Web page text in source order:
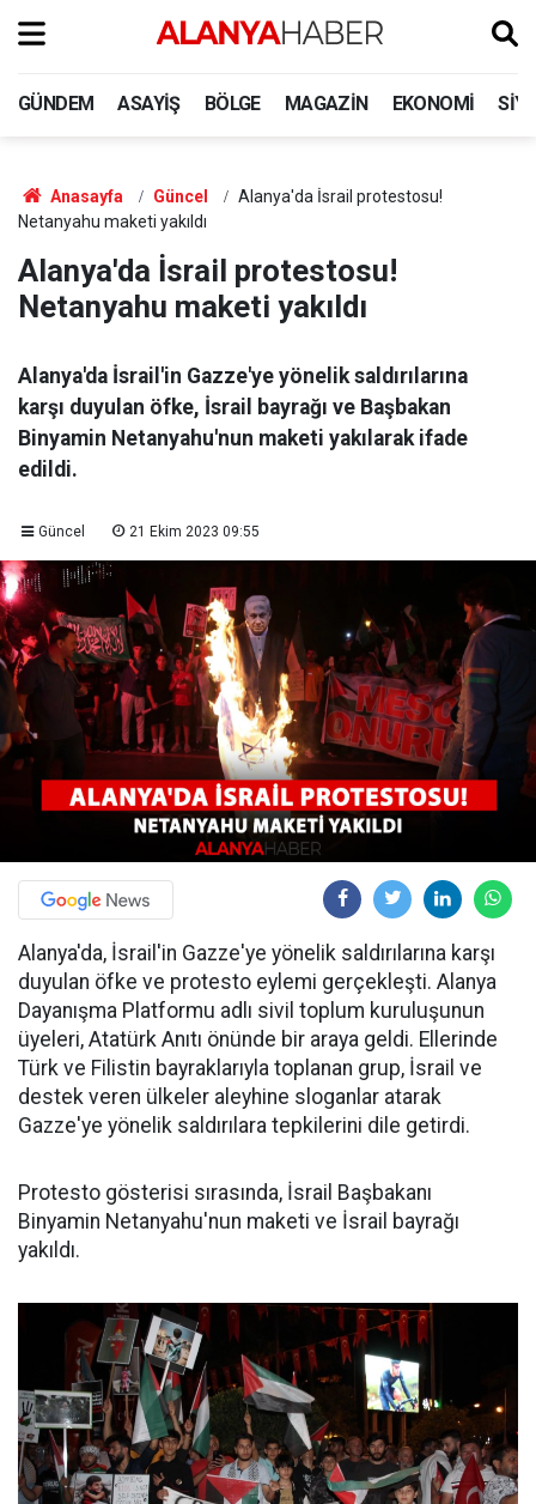
GÜNDEM ASAYIŞ BÖLGE MAGAZIN EKONOMI
Anasayfa Güncel
Alanya'da İsrail protestosu!
Netanyahu maketi yakıldı
Alanya'da İsrail protestosu!
Netanyahu maketi yakıldı
Alanya'da İsrail'in Gazze'ye yönelik saldırılarına
karşı duyulan öfke, İsrail bayrağı ve Başbakan
Binyamin Netanyahu'nun maketi yakılarak ifade
edildi.
Güncel 21 Ekim 2023 09:55
Alanya'da, İsrail'in Gazze'ye yönelik saldırılarına karşı
duyulan öfke ve protesto eylemi gerçekleşti. Alanya
Dayanışma Platformu adlı sivil toplum kuruluşunun
üyeleri, Atatürk Anıtı önünde bir araya geldi. Ellerinde
Türk ve Filistin bayraklarıyla toplanan grup, İsrail ve
destek veren ülkeler aleyhine sloganlar atarak
Gazze'ye yönelik saldırılara tepkilerini dile getirdi.
Protesto gösterisi sırasında, İsrail Başbakanı
Binyamin Netanyahu'nun maketi ve İsrail bayrağı
yakıldı.